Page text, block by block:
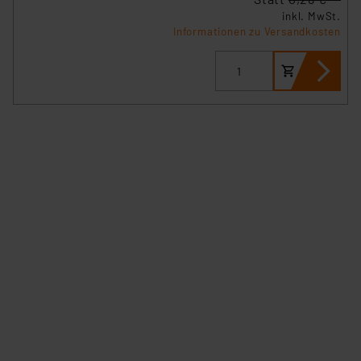
inkl. MwSt.
Informationen zu Versandkosten